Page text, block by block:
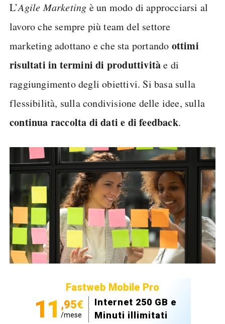
L’Agile Marketing è un modo di approcciarsi al
lavoro che sempre più team del settore
marketing adottano e che sta portando ottimi
risultati in termini di produttivitàe di
raggiungimento degli obiettivi. Si basa sulla
flessibilità, sulla condivisione delle idee, sulla
continua raccolta di dati e di feedback.
Fastweb Mobile Pro
11 ,95€
/mese
Internet 250 GB e
Minuti illimitati